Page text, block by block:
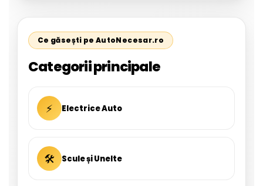
Ce găsești pe AutoNecesar.ro
Categorii principale
⚡ Electrice Auto
🛠 Scule și Unelte